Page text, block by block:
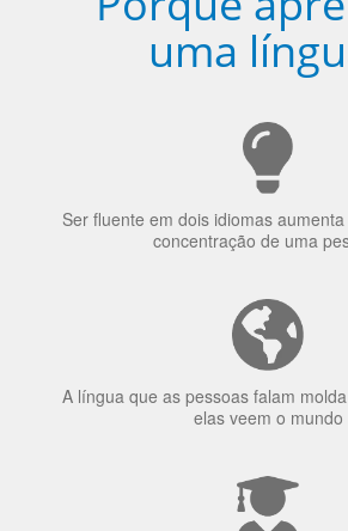
Porquê
uma
Ser fluente em dois idiomas aumenta
concentração de uma
A língua que as pessoas falam
elas veem o mundo